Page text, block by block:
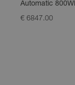
Automatic
€ 6847.00